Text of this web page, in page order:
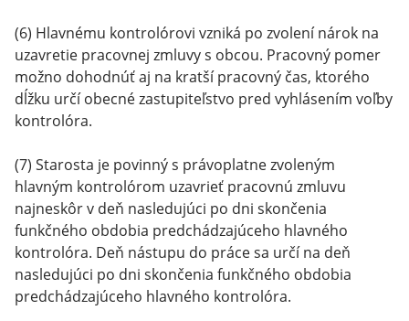
(6) Hlavnému kontrolórovi vzniká po zvolení nárok na
uzavretie pracovnej zmluvy s obcou. Pracovný pomer
možno dohodnúť aj na kratší pracovný čas, ktorého
dĺžku určí obecné zastupiteľstvo pred vyhlásením voľby
kontrolóra.
(7) Starosta je povinný s právoplatne zvoleným
hlavným kontrolórom uzavrieť pracovnú zmluvu
najneskôr v deň nasledujúci po dni skončenia
funkčného obdobia predchádzajúceho hlavného
kontrolóra. Deň nástupu do práce sa určí na deň
nasledujúci po dni skončenia funkčného obdobia
predchádzajúceho hlavného kontrolóra.